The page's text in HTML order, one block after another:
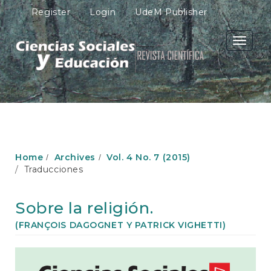
M
a
i
n
N
a
v
i
g
n
n
C
n
Register Login UdeM Publisher
Toggle
Home Archives
Vol. 4 No. 7 (2015)
Traducciones
Sobre la religión.
(FRANÇOIS DAGOGNET Y PATRICK VIGHETTI)